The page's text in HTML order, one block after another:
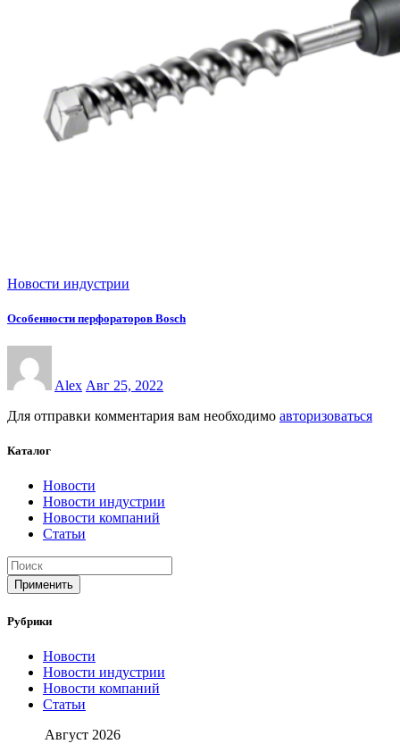
Новости индустрии
Особенности перфораторов Bosch
Alex Авг 25, 2022
Для отправки комментария вам необходимо авторизоваться
Каталог
Новости
Новости индустрии
Новости компаний
Статьи
Применить
Рубрики
Новости
Новости индустрии
Новости компаний
Статьи
Август 2026